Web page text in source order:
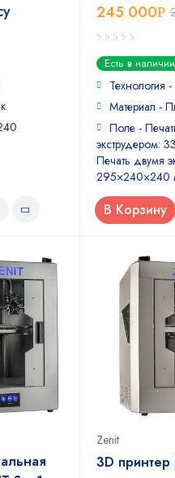
245 000Р
0
out
of
Есть в наличии
Технология
Материал -
Поле -
экструдером:
Печать двумя
295×240×240
В Корзину
Zenit
3D принтер